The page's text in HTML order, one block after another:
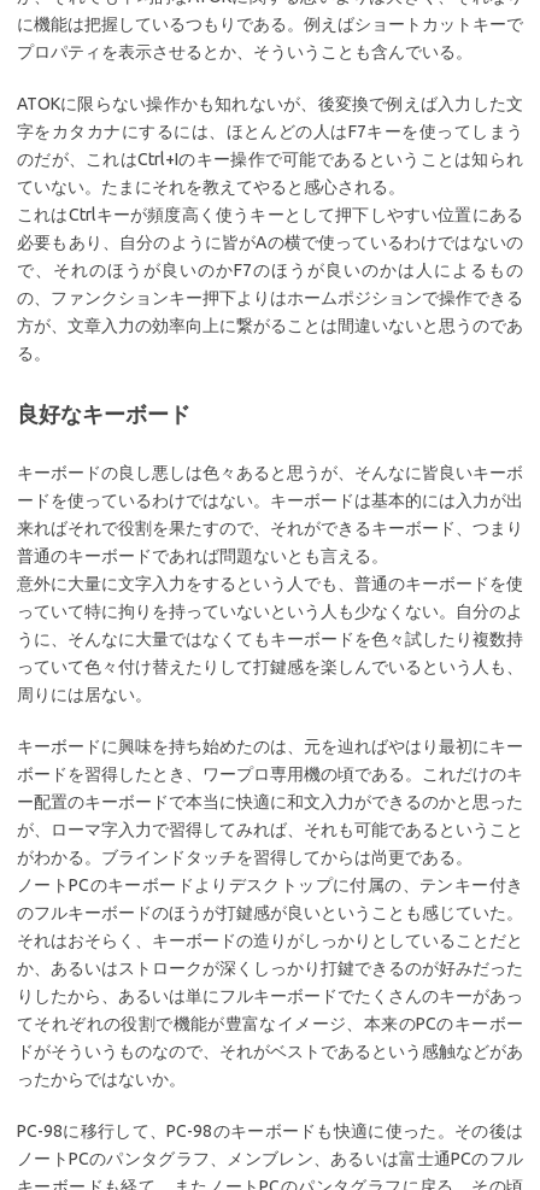
に機能は把握しているつもりである。例えばショートカットキーで
プロパティを表示させるとか、そういうことも含んでいる。
ATOKに限らない操作かも知れないが、後変換で例えば入力した文
字をカタカナにするには、ほとんどの人はF7キーを使ってしまう
のだが、これはCtrl+Iのキー操作で可能であるということは知られ
ていない。たまにそれを教えてやると感心される。
これはCtrlキーが頻度高く使うキーとして押下しやすい位置にある
必要もあり、自分のように皆がAの横で使っているわけではないの
で、それのほうが良いのかF7のほうが良いのかは人によるもの
の、ファンクションキー押下よりはホームポジションで操作できる
方が、文章入力の効率向上に繋がることは間違いないと思うのであ
る。
良好なキーボード
キーボードの良し悪しは色々あると思うが、そんなに皆良いキーボ
ードを使っているわけではない。キーボードは基本的には入力が出
来ればそれで役割を果たすので、それができるキーボード、つまり
普通のキーボードであれば問題ないとも言える。
意外に大量に文字入力をするという人でも、普通のキーボードを使
っていて特に拘りを持っていないという人も少なくない。自分のよ
うに、そんなに大量ではなくてもキーボードを色々試したり複数持
っていて色々付け替えたりして打鍵感を楽しんでいるという人も、
周りには居ない。
キーボードに興味を持ち始めたのは、元を辿ればやはり最初にキー
ボードを習得したとき、ワープロ専用機の頃である。これだけのキ
ー配置のキーボードで本当に快適に和文入力ができるのかと思った
が、ローマ字入力で習得してみれば、それも可能であるということ
がわかる。ブラインドタッチを習得してからは尚更である。
ノートPCのキーボードよりデスクトップに付属の、テンキー付き
のフルキーボードのほうが打鍵感が良いということも感じていた。
それはおそらく、キーボードの造りがしっかりとしていることだと
か、あるいはストロークが深くしっかり打鍵できるのが好みだった
りしたから、あるいは単にフルキーボードでたくさんのキーがあっ
てそれぞれの役割で機能が豊富なイメージ、本来のPCのキーボー
ドがそういうものなので、それがベストであるという感触などがあ
ったからではないか。
PC-98に移行して、PC-98のキーボードも快適に使った。その後は
ノートPCのパンタグラフ、メンブレン、あるいは富士通PCのフル